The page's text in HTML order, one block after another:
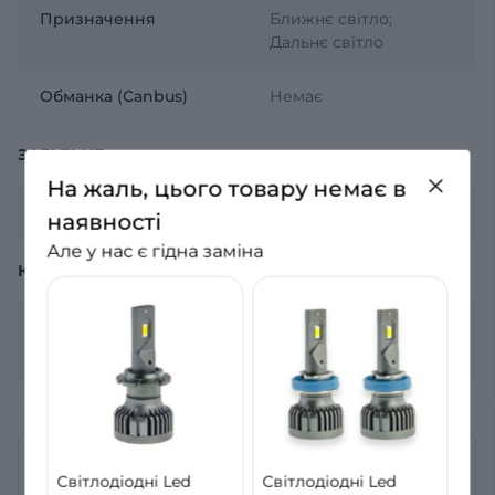
Призначення
Ближнє світло;
Дальнє світло
Обманка (Canbus) Немає
ЗАГАЛЬНЕ
КОМПЛЕКТАЦІЯ
Комплектація
2 лампи, гарантійний
На жаль, цього товару немає в
наявності
Але у нас є гідна заміна
Світлодіодні Led
Світлодіодні Led